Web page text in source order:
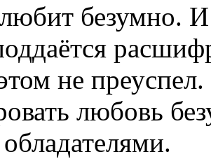
безумно.
не
любовь